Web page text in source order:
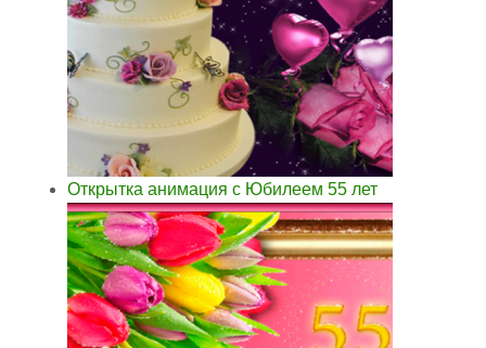
Открытка анимация с Юбилеем 55 лет